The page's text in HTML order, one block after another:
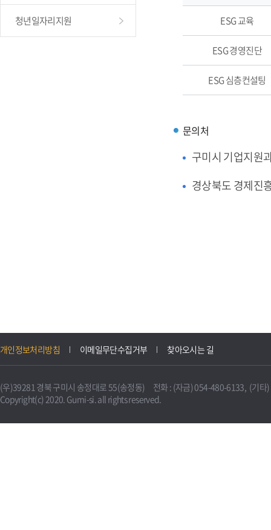
청년일자리지원 ESG 교육
ESG 경영진단
ESG 심층컨설팅
문의처
구미시 기업지원
경상북도 경제진
개인정보처리방침 이메일무단수집거부 찾아오시는 길
(우)39281 경북 구미시 송정대로 55(송정동) 전화 : (자금) 054-480-6133, (기타
Copyright(c) 2020. Gumi-si. all rights reserved.